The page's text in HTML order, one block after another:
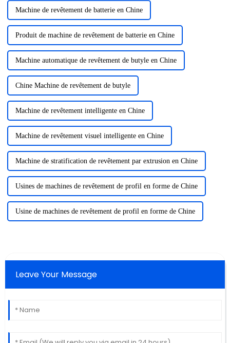
Machine de revêtement de batterie en Chine
Produit de machine de revêtement de batterie en Chine
Machine automatique de revêtement de butyle en Chine
Chine Machine de revêtement de butyle
Machine de revêtement intelligente en Chine
Machine de revêtement visuel intelligente en Chine
Machine de stratification de revêtement par extrusion en Chine
Usines de machines de revêtement de profil en forme de Chine
Usine de machines de revêtement de profil en forme de Chine
Leave Your Message